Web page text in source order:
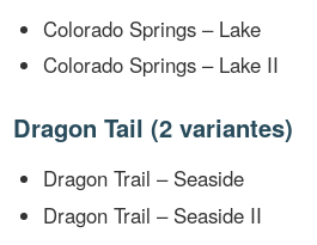
Colorado Springs – Lake
Colorado Springs – Lake II
Dragon Tail (2 variantes)
Dragon Trail – Seaside
Dragon Trail – Seaside II